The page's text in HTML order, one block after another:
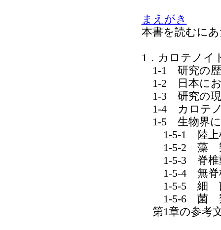
まえがき
本書を読むに
1．カロテノイ
1-1 研究の
1-2 日本にお
1-3 研究の
1-4 カロテノ
1-5 生物界に
1-5-1 陸上
1-5-2 藻
1-5-3 脊椎
1-5-4 無脊
1-5-5 細
1-5-6 菌
第1章の参考